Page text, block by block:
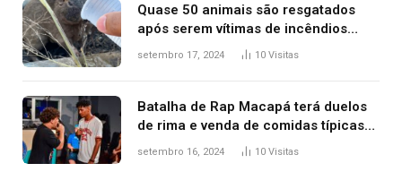
Quase 50 animais são resgatados
após serem vítimas de incêndios
florestais no Tocantins
setembro 17, 2024 10 Visitas
Batalha de Rap Macapá terá duelos
de rima e venda de comidas típicas
no Mercado Central
setembro 16, 2024 10 Visitas